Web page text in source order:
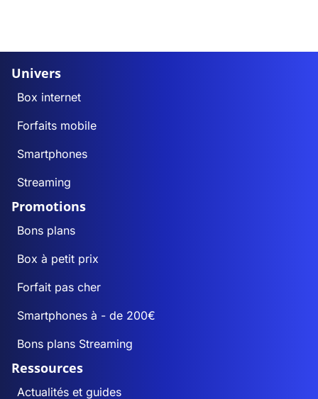
Univers
Box internet
Forfaits mobile
Smartphones
Streaming
Promotions
Bons plans
Box à petit prix
Forfait pas cher
Smartphones à - de 200€
Bons plans Streaming
Ressources
Actualités et guides